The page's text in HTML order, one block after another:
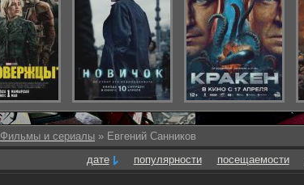
Фильмы и сериалы » Евгений Санников
дате
популярности посещаемости